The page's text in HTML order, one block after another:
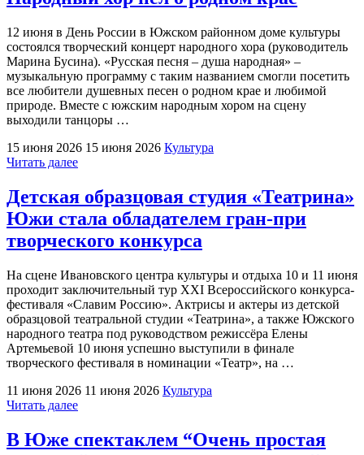
День
Южи"
12 июня в День России в Южском районном доме культуры
состоялся творческий концерт народного хора (руководитель
Марина Бусина). «Русская песня – душа народная» –
музыкальную программу с таким названием смогли посетить
все любители душевных песен о родном крае и любимой
природе. Вместе с южским народным хором на сцену
выходили танцоры …
15 июня 2026 15 июня 2026 Культура
Читать далее"Народный
о
родном
Детская образцовая студия «Театрина»
Южи стала обладателем гран-при
творческого конкурса
На сцене Ивановского центра культуры и отдыха 10 и 11 июня
проходит заключительный тур XXI Всероссийского конкурса-
фестиваля «Славим Россию». Актрисы и актеры из детской
образцовой театральной студии «Театрина», а также Южского
народного театра под руководством режиссёра Елены
Артемьевой 10 июня успешно выступили в финале
творческого фестиваля в номинации «Театр», на …
11 июня 2026 11 июня 2026 Культура
Читать далее"Детская
«Театрина»
В Юже спектаклем “Очень простая